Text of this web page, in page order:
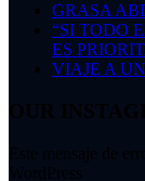
GRASA
“SI TODO
ES
VIAJE A